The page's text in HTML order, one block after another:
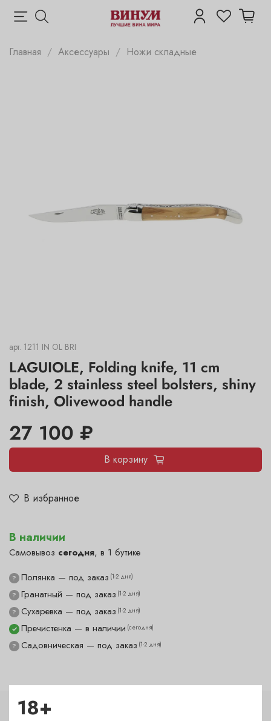
Главная Аксессуары Ножи складные
арт. 1211 IN OL BRI
LAGUIOLE, Folding knife, 11 cm
blade, 2 stainless steel bolsters, shiny
finish, Olivewood handle
В избранное
27 100 ₽
В корзину
В наличии
Самовывоз сегодня, в 1 бутике
? Гранатный — под заказ (1-2 дня)
? Полянка — под заказ (1-2 дня)
✓ Пречистенка — в наличии (сегодня)
? Садовническая — под заказ (1-2 дня)
? Сухаревка — под заказ (1-2 дня)
18+